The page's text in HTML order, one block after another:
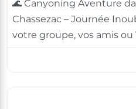
🌊 Canyoning Aventure
Chassezac – Journée
votre groupe, vos amis ou